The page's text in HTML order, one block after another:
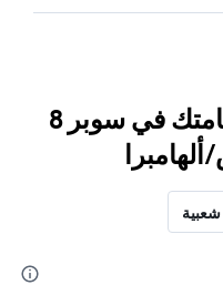
اعثر على نتائج أفضل لإقامتك في سوبر 8
شعبية